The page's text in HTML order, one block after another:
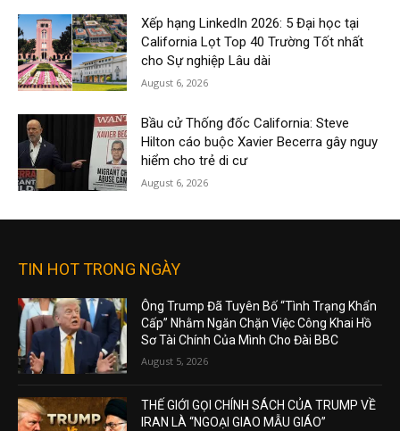
Xếp hạng LinkedIn 2026: 5 Đại học tại
California Lọt Top 40 Trường Tốt nhất
cho Sự nghiệp Lâu dài
August 6, 2026
Bầu cử Thống đốc California: Steve
Hilton cáo buộc Xavier Becerra gây nguy
hiểm cho trẻ di cư
August 6, 2026
TIN HOT TRONG NGÀY
Ông Trump Đã Tuyên Bố “Tình Trạng Khẩn
Cấp” Nhằm Ngăn Chặn Việc Công Khai Hồ
Sơ Tài Chính Của Mình Cho Đài BBC
August 5, 2026
THẾ GIỚI GỌI CHÍNH SÁCH CỦA TRUMP VỀ
IRAN LÀ “NGOẠI GIAO MẪU GIÁO”